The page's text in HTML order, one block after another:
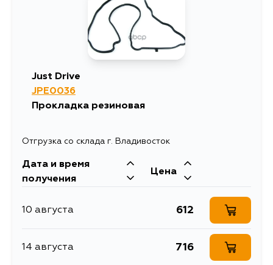
Just Drive
JPE0036
Прокладка резиновая
Отгрузка со склада г. Владивосток
Дата и время
получения
Цена
10 августа 612
14 августа 716